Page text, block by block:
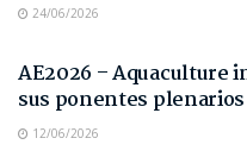
24/06/2026
AE2026 – Aquaculture
sus ponentes
12/06/2026